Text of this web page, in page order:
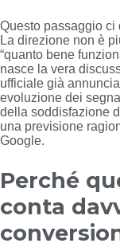
Questo passaggio ci
La direzione non è
“quanto bene
nasce la vera
ufficiale già
evoluzione dei
della soddisfazione
una previsione
Google.
Perché
conta